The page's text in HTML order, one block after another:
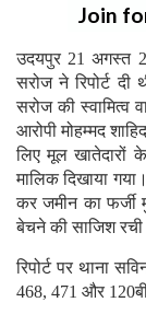
Join
उदयपुर 21 अगस्त
सरोज ने रिपोर्ट
सरोज की स्वामित्व
आरोपी मोहम्मद
लिए मूल खातेदारों
मालिक दिखाया
कर जमीन का फर्जी
बेचने की साजिश
रिपोर्ट पर थाना
468, 471 और